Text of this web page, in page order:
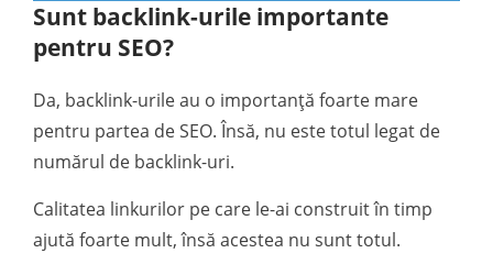
Sunt backlink-urile importante
pentru SEO?
Da, backlink-urile au o importanță foarte mare
pentru partea de SEO. Însă, nu este totul legat de
numărul de backlink-uri.
Calitatea linkurilor pe care le-ai construit în timp
ajută foarte mult, însă acestea nu sunt totul.